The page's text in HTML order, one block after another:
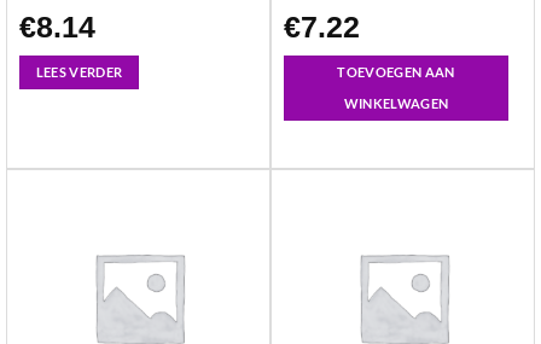
€8.14
LEES VERDER
€7.22
TOEVOEGEN AAN
WINKELWAGEN